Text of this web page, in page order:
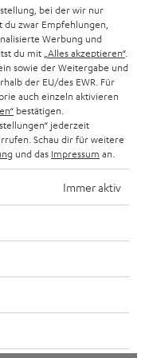
Das auf unseren
enthalten. Etwaige
inbegriffen.
bei der wir nur
zwar Empfehlungen,
Werbung und
du mit „Alles akzeptieren“.
sowie der Weitergabe und
der EU/des EWR. Für
auch einzeln aktivieren
bestätigen.
jederzeit
Schau dir für weitere
und das Impressum an.
Immer aktiv